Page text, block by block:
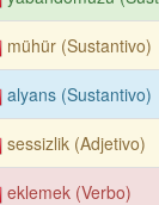
mühür (Sustantivo)
alyans (Sustantivo)
sessizlik (Adjetivo)
eklemek (Verbo)